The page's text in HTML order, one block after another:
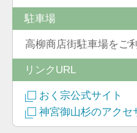
駐車場
高柳商店街駐車場をご
リンクURL
おく宗公式サイト
神宮御山杉のアクセ